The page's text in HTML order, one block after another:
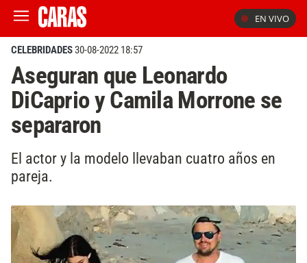
EN VIVO
CELEBRIDADES30-08-2022 18:57
Aseguran que Leonardo
DiCaprio y Camila Morrone se
separaron
El actor y la modelo llevaban cuatro años en
pareja.